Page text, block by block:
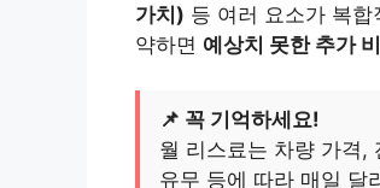
가치) 등 여러 요소가 복
약하면 예상치 못한 추가
📌 꼭 기억하세요!
월 리스료는 차량 가격,
유무 등에 따라 매일 달